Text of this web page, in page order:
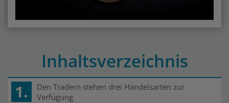
Inhaltsverzeichnis
1.
Den Tradern stehen drei Handelsarten zur
Verfügung